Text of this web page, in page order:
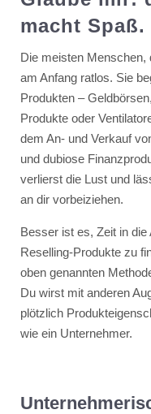
macht Spaß.
Die meisten Menschen,
am Anfang ratlos. Sie
Produkten –
Produkte oder
dem An- und Verkauf
und dubiose
verlierst die Lust und
an dir vorbeiziehen.
Besser ist es, Zeit in
Reselling-Produkte zu
oben genannten
Du wirst mit anderen
plötzlich
wie ein Unternehmer.